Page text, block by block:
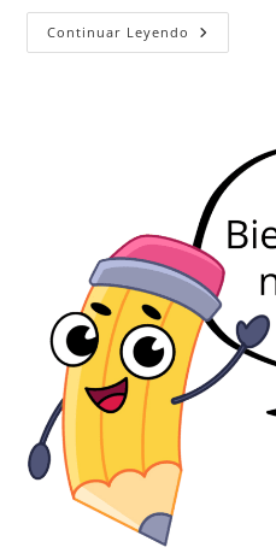
Continuar Leyendo Antónimos